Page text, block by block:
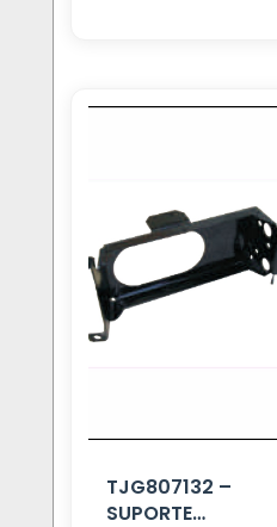
TJG807132 –
SUPORTE